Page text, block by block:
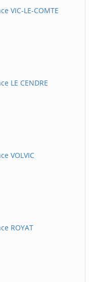
VIC-LE-COMTE
LE CENDRE
VOLVIC
ROYAT